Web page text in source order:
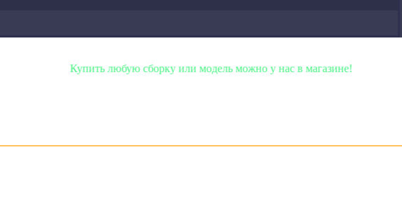
Купить любую сборку или модель можно у нас в магазине!